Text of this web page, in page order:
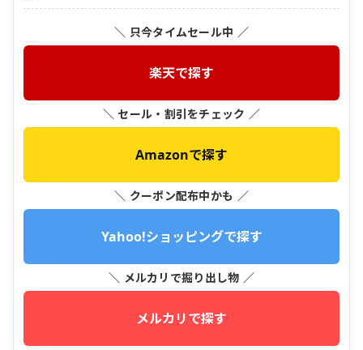
＼ 只今タイムセール中 ／
楽天で探す
＼ セール・割引をチェック ／
Amazonで探す
＼ クーポン配布中かも ／
Yahoo!ショッピングで探す
＼ メルカリで掘り出し物 ／
メルカリで探す